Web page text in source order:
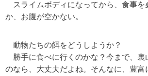
スライムボディになってから、食事を
か、お腹が空かない。
動物たちの餌をどうしようか？
勝手に食べに行くのかな？今まで、裏
のなら、大丈夫だよね。そんなに、豊富